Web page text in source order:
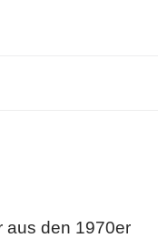
aus den 1970er